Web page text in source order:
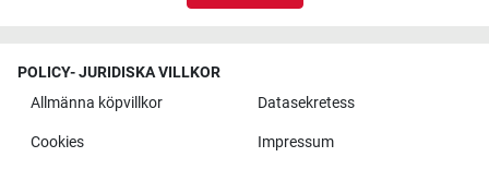
POLICY- JURIDISKA VILLKOR
Allmänna köpvillkor
Datasekretess
Cookies Impressum